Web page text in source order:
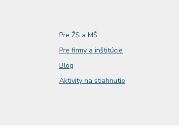
Pre ŽS a MŠ
Pre firmy a inštitúcie
Blog
Aktivity na stiahnutie